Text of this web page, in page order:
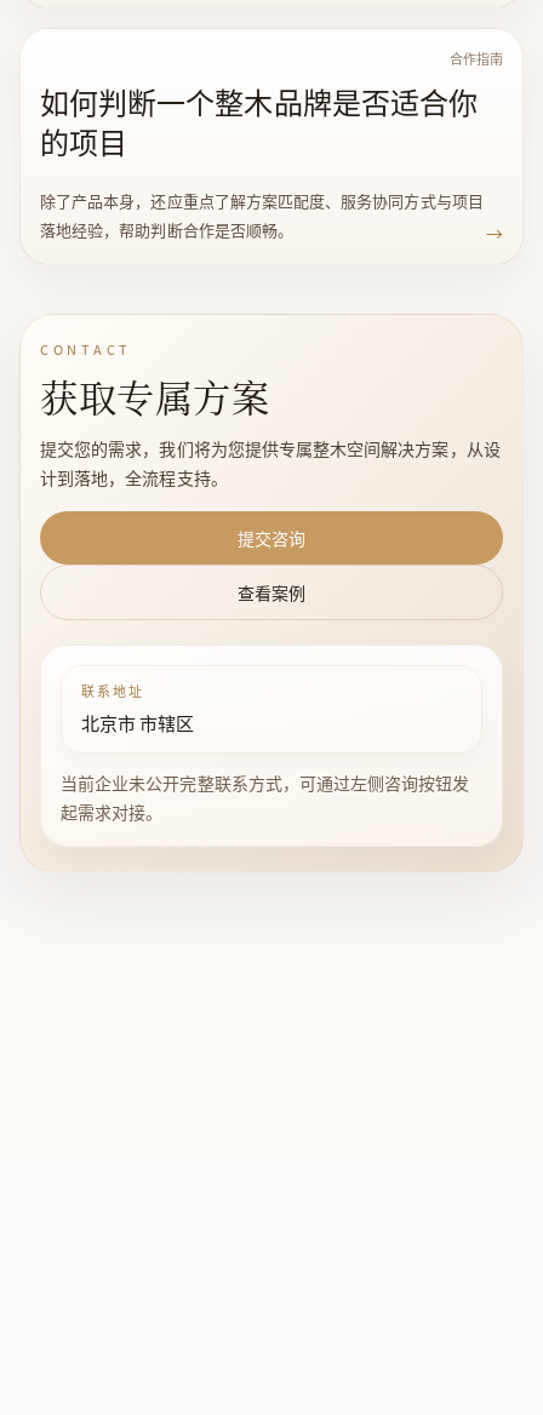
合作指南
如何判断一个整木品牌是否适合你
的项目
除了产品本身，还应重点了解方案匹配度、服务协同方式与项目
落地经验，帮助判断合作是否顺畅。
→
CONTACT
获取专属方案
提交您的需求，我们将为您提供专属整木空间解决方案，从设
计到落地，全流程支持。
提交咨询
查看案例
联系地址
北京市 市辖区
当前企业未公开完整联系方式，可通过左侧咨询按钮发
起需求对接。